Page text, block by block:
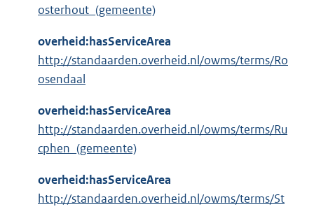
osterhout_(gemeente)
overheid:hasServiceArea
http://standaarden.overheid.nl/owms/terms/Ro
osendaal
overheid:hasServiceArea
http://standaarden.overheid.nl/owms/terms/Ru
cphen_(gemeente)
overheid:hasServiceArea
http://standaarden.overheid.nl/owms/terms/St